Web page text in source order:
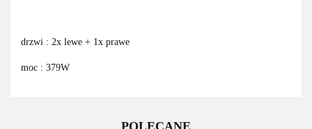
drzwi : 2x lewe + 1x prawe
moc : 379W
POLECANE